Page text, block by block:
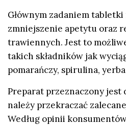
Głównym zadaniem
zmniejszenie apetytu oraz
trawiennych. Jest to
takich składników jak
pomarańczy, spirulina,
Preparat przeznaczony jest
należy przekraczać
Według opinii